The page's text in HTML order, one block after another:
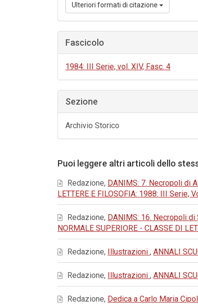
Ulteriori formati di citazione
Fascicolo
1984: III Serie, vol. XIV, Fasc. 4
Sezione
Archivio Storico
Puoi leggere altri articoli dello
Redazione, DANIMS: 7. Necropoli di
LETTERE E FILOSOFIA: 1988: III Serie,
Redazione, DANIMS: 16. Necropoli di
NORMALE SUPERIORE - CLASSE DI
Redazione, Illustrazioni , ANNALI
Redazione, Illustrazioni , ANNALI
Redazione, Dedica a Carlo Maria